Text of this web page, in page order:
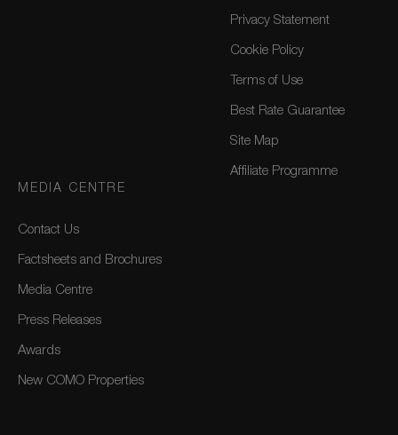
Privacy Statement
Cookie Policy
Terms of Use
Best Rate Guarantee
Site Map
Affiliate Programme
MEDIA CENTRE
Contact Us
Factsheets and Brochures
Media Centre
Press Releases
Awards
New COMO Properties